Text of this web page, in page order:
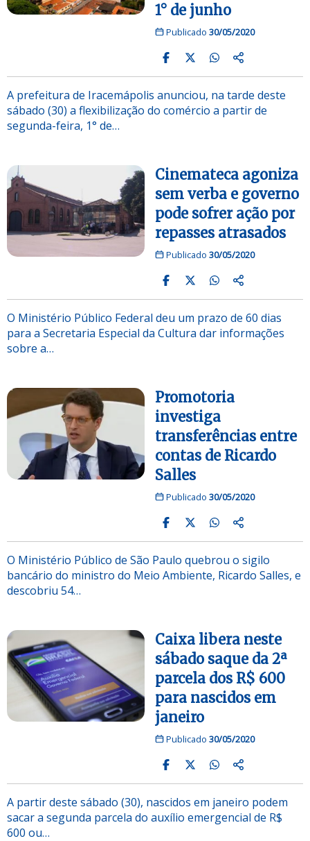
1° de junho
Publicado 30/05/2020
A prefeitura de Iracemápolis anunciou, na tarde deste
sábado (30) a flexibilização do comércio a partir de
segunda-feira, 1° de…
Cinemateca agoniza
sem verba e governo
pode sofrer ação por
repasses atrasados
Publicado 30/05/2020
O Ministério Público Federal deu um prazo de 60 dias
para a Secretaria Especial da Cultura dar informações
sobre a…
Promotoria
investiga
transferências entre
contas de Ricardo
Salles
Publicado 30/05/2020
O Ministério Público de São Paulo quebrou o sigilo
bancário do ministro do Meio Ambiente, Ricardo Salles, e
descobriu 54…
Caixa libera neste
sábado saque da 2ª
parcela dos R$ 600
para nascidos em
janeiro
Publicado 30/05/2020
A partir deste sábado (30), nascidos em janeiro podem
sacar a segunda parcela do auxílio emergencial de R$
600 ou…